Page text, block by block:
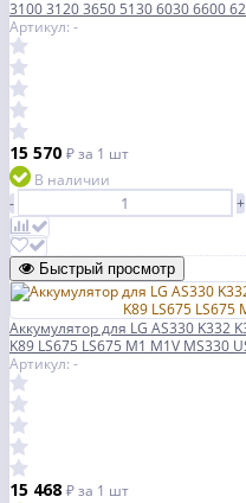
3100 3120 3650 5130 6030 6600
Артикул: -
15 570 ₽за 1 шт
В наличии
-
+
Быстрый просмотр
Аккумулятор для LG AS330 K332
K89 LS675 LS675 M1 M1V MS330
Артикул: -
15 468 ₽за 1 шт